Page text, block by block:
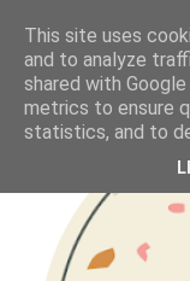
This site uses
and to analyze
shared with
metrics to ensure
statistics, and to